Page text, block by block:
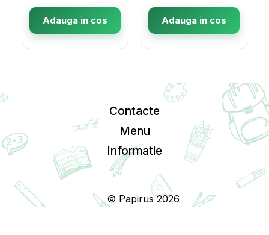
Adauga in cos Adauga in cos
Contacte
Menu
Informatie
© Papirus 2026